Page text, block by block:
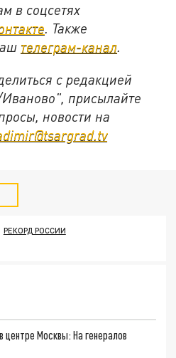
в соцсетях
. Также
телеграм-канал.
с редакцией
присылайте
новости на
РЕКОРД РОССИИ
Москвы: На генералов